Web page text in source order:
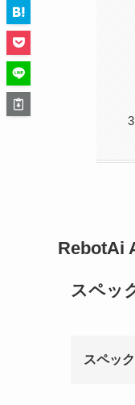
RebotAi
スペッ
スペッ